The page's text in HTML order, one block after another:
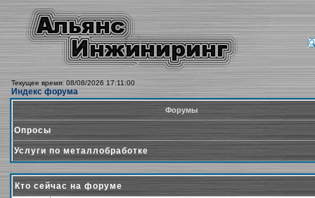
Текущее время: 08/08/2026 17:11:00
Индекс форума
Форумы
Опросы
Услуги по металлобработке
Кто сейчас на форуме